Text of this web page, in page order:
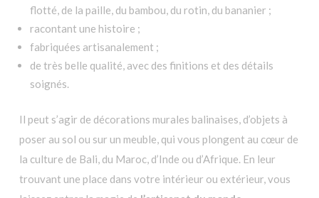
flotté, de la paille, du bambou, du rotin, du bananier ;
racontant une histoire ;
fabriquées artisanalement ;
de très belle qualité, avec des finitions et des détails
soignés.
Il peut s’agir de décorations murales balinaises, d’objets à
poser au sol ou sur un meuble, qui vous plongent au cœur de
la culture de Bali, du Maroc, d’Inde ou d’Afrique. En leur
trouvant une place dans votre intérieur ou extérieur, vous